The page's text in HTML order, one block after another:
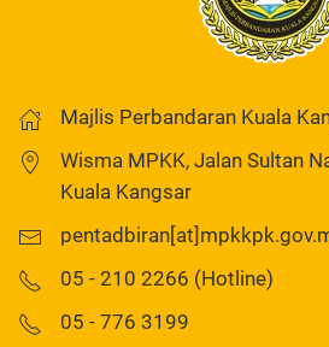
Majlis Perbandaran Kuala
Wisma MPKK, Jalan Sultan
Kuala Kangsar
05 - 210 2266 (Hotline)
05 - 776 3199